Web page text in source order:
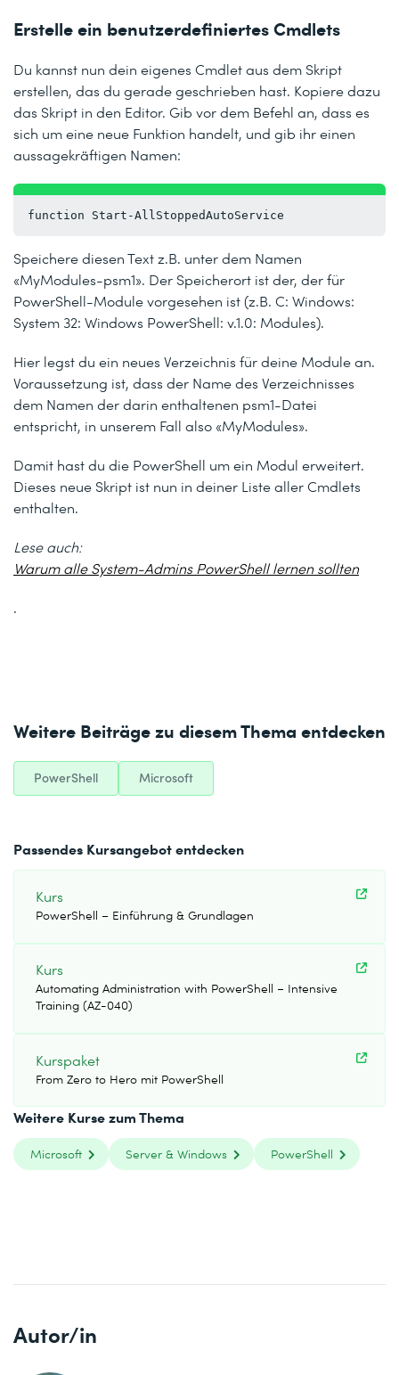
Erstelle ein benutzerdefiniertes Cmdlets
Du kannst nun dein eigenes Cmdlet aus dem Skript
erstellen, das du gerade geschrieben hast. Kopiere dazu
das Skript in den Editor. Gib vor dem Befehl an, dass es
sich um eine neue Funktion handelt, und gib ihr einen
aussagekräftigen Namen:
function Start-AllStoppedAutoService
Speichere diesen Text z.B. unter dem Namen
«MyModules-psm1». Der Speicherort ist der, der für
PowerShell-Module vorgesehen ist (z.B. C: Windows:
System 32: Windows PowerShell: v.1.0: Modules).
Hier legst du ein neues Verzeichnis für deine Module an.
Voraussetzung ist, dass der Name des Verzeichnisses
dem Namen der darin enthaltenen psm1-Datei
entspricht, in unserem Fall also «MyModules».
Damit hast du die PowerShell um ein Modul erweitert.
Dieses neue Skript ist nun in deiner Liste aller Cmdlets
enthalten.
Lese auch:
Warum alle System-Admins PowerShell lernen sollten
.
Weitere Beiträge zu diesem Thema entdecken
PowerShell Microsoft
Passendes Kursangebot entdecken
Kurs
PowerShell – Einführung & Grundlagen
Kurs
Automating Administration with PowerShell – Intensive
Training (AZ-040)
Kurspaket
From Zero to Hero mit PowerShell
Weitere Kurse zum Thema
Microsoft Server & Windows PowerShell
Autor/in